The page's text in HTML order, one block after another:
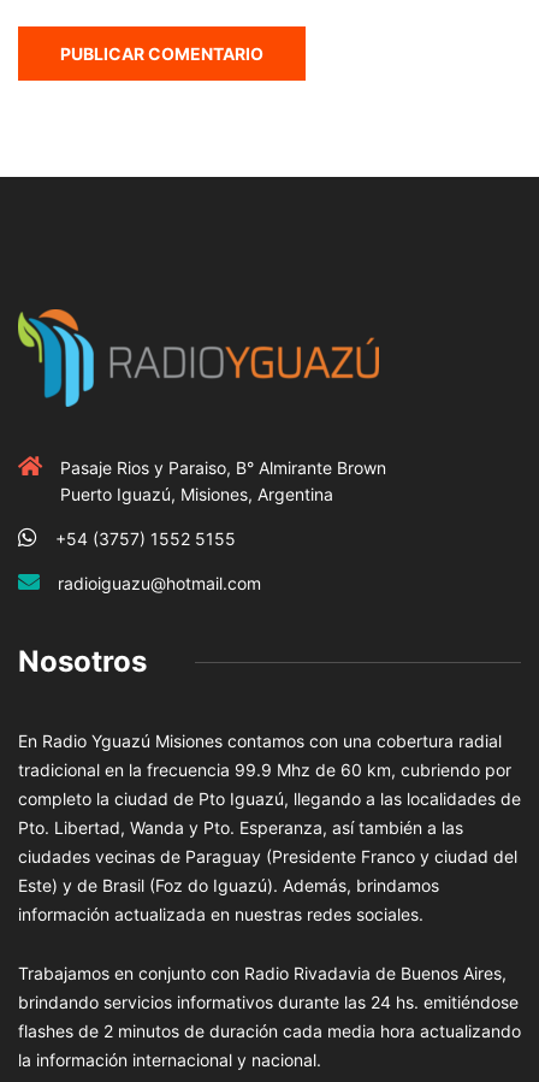
Pasaje Rios y Paraiso, B° Almirante Brown
Puerto Iguazú, Misiones, Argentina
+54 (3757) 1552 5155
radioiguazu@hotmail.com
Nosotros
En Radio Yguazú Misiones contamos con una cobertura radial
tradicional en la frecuencia 99.9 Mhz de 60 km, cubriendo por
completo la ciudad de Pto Iguazú, llegando a las localidades de
Pto. Libertad, Wanda y Pto. Esperanza, así también a las
ciudades vecinas de Paraguay (Presidente Franco y ciudad del
Este) y de Brasil (Foz do Iguazú). Además, brindamos
información actualizada en nuestras redes sociales.
Trabajamos en conjunto con Radio Rivadavia de Buenos Aires,
brindando servicios informativos durante las 24 hs. emitiéndose
flashes de 2 minutos de duración cada media hora actualizando
la información internacional y nacional.